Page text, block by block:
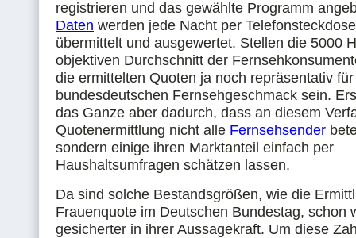
registrieren und das gewählte Programm
Daten werden jede Nacht per
übermittelt und ausgewertet. Stellen die 5000
objektiven Durchschnitt der
die ermittelten Quoten ja noch repräsentativ
bundesdeutschen Fernsehgeschmack sein.
das Ganze aber dadurch, dass an diesem
Quotenermittlung nicht alle Fernsehsender
sondern einige ihren Marktanteil einfach per
Haushaltsumfragen schätzen lassen.
Da sind solche Bestandsgrößen, wie die
Frauenquote im Deutschen Bundestag, schon
gesicherter in ihrer Aussagekraft. Um diese